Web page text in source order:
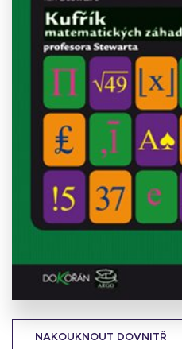
NAKOUKNOUT DOVNITŘ